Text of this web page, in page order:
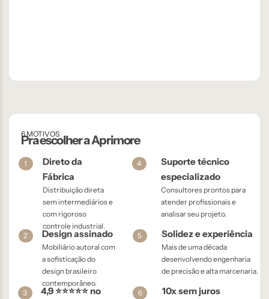
6 MOTIVOS
Pra escolher a Aprimore
1
Direto da
Fábrica
Distribuição direta
sem intermediários e
com rigoroso
controle industrial.
4
Suporte técnico
especializado
Consultores prontos para
atender profissionais e
analisar seu projeto.
2 Design assinado
Mobiliário autoral com
a sofisticação do
design brasileiro
contemporâneo.
5 Solidez e experiência
Mais de uma década
desenvolvendo engenharia
de precisão e alta marcenaria.
3
4,9 ⭐⭐⭐⭐⭐ no
6 10x sem juros